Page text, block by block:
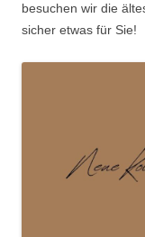
besuchen wir die
sicher etwas für Sie!